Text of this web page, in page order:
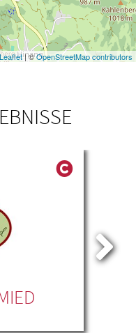
Leaflet| ©OpenStreetMap contributors